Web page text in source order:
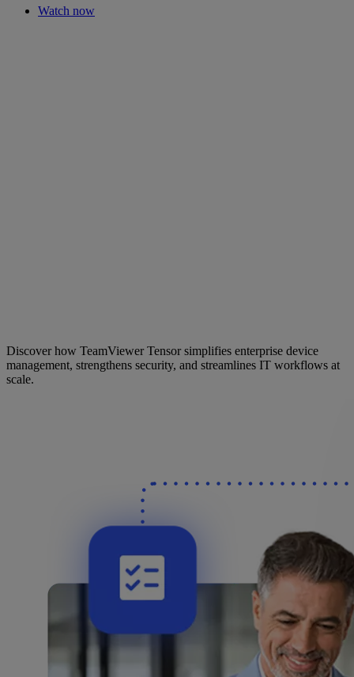
Watch now
Discover how TeamViewer Tensor simplifies enterprise device
management, strengthens security, and streamlines IT workflows at
scale.